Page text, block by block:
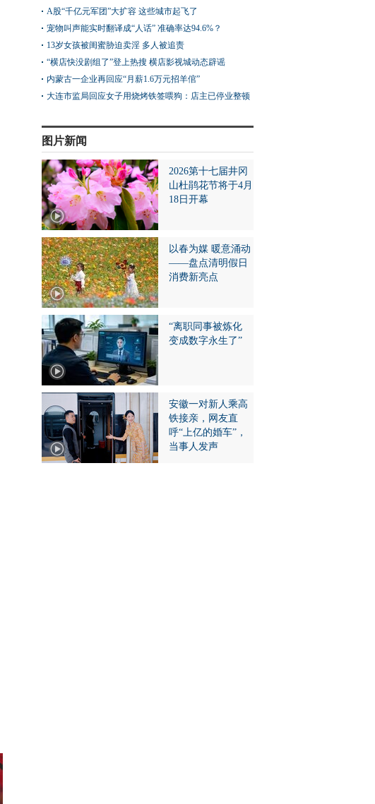
A股“千亿元军团”大扩容 这些城市起飞了
宠物叫声能实时翻译成“人话” 准确率达94.6%？
13岁女孩被闺蜜胁迫卖淫 多人被追责
“横店快没剧组了”登上热搜 横店影视城动态辟谣
内蒙古一企业再回应“月薪1.6万元招羊倌”
大连市监局回应女子用烧烤铁签喂狗：店主已停业整顿
图片新闻
2026第十七届井冈
山杜鹃花节将于4月
18日开幕
以春为媒 暖意涌动
——盘点清明假日
消费新亮点
“离职同事被炼化
变成数字永生了”
安徽一对新人乘高
铁接亲，网友直
呼“上亿的婚车”，
当事人发声